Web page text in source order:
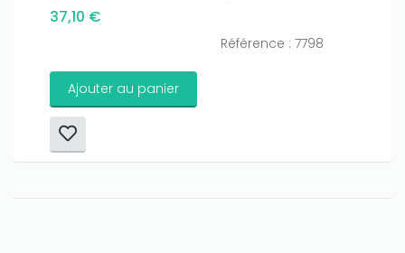
37,10 €
Référence : 7798
Ajouter au panier